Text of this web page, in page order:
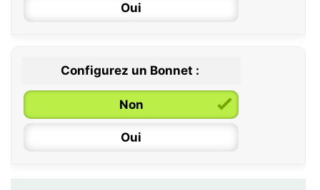
Oui
Configurez un Bonnet :
Non
Oui